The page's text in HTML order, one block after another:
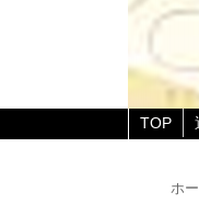
TOP
ホ